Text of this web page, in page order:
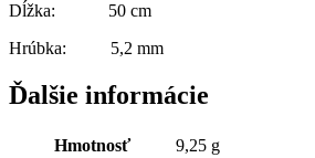
Dĺžka: 50 cm
Hrúbka: 5,2 mm
Ďalšie informácie
Hmotnosť 9,25 g